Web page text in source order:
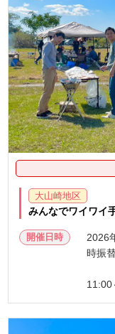
大山崎地区
みんなでワイワイ
開催日時
2026
時振
11:00